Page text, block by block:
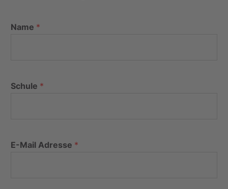
Name *
Schule *
E-Mail Adresse *